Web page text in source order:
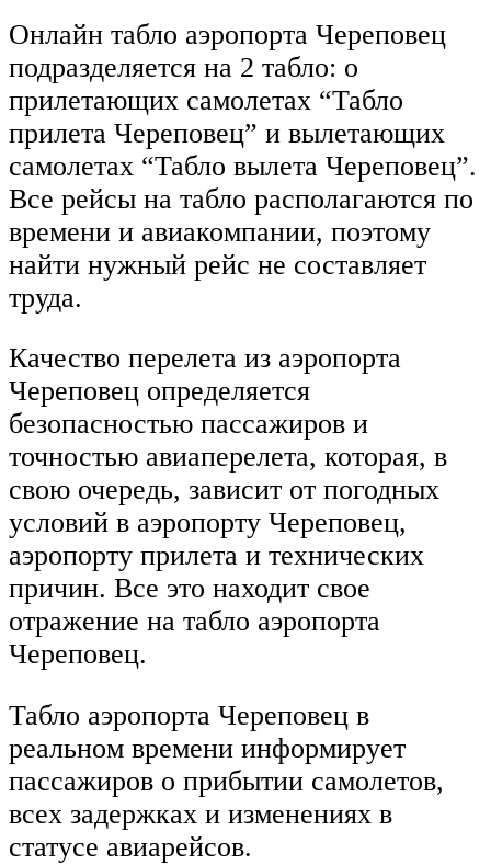
Онлайн табло аэропорта Череповец
подразделяется на 2 табло: о
прилетающих самолетах “Табло
прилета Череповец” и вылетающих
самолетах “Табло вылета Череповец”.
Все рейсы на табло располагаются по
времени и авиакомпании, поэтому
найти нужный рейс не составляет
труда.
Качество перелета из аэропорта
Череповец определяется
безопасностью пассажиров и
точностью авиаперелета, которая, в
свою очередь, зависит от погодных
условий в аэропорту Череповец,
аэропорту прилета и технических
причин. Все это находит свое
отражение на табло аэропорта
Череповец.
Табло аэропорта Череповец в
реальном времени информирует
пассажиров о прибытии самолетов,
всех задержках и изменениях в
статусе авиарейсов.